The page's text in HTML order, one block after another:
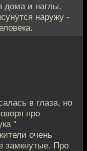
дома и наглы,
наружу -
в глаза, но
про
"
очень
замкнутые. Про